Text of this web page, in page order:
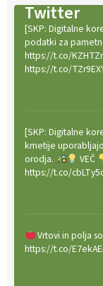
Twitter
[SKP: Digitalne
podatki za
https://t.co/
https://t.co/
[SKP: Digitalne
kmetije
orodja.
VEČ
https://t.co/
Vrtovi in polja
https://t.co/